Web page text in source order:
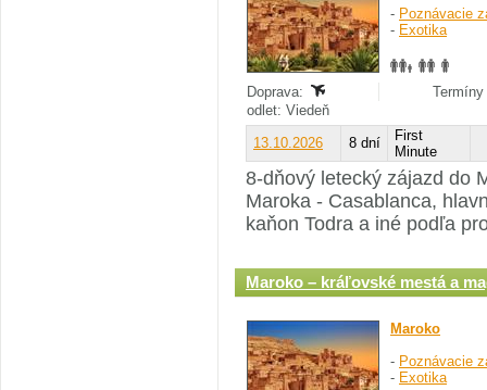
- Poznávacie
- Exotika
Doprava:
odlet: Viedeň
13.10.2026
8 dní
First
Minute
8-dňový letecký zájazd do
Maroka - Casablanca,
kaňon Todra a iné podľa
Maroko – kráľovské mestá a
Maroko
- Poznávacie
- Exotika